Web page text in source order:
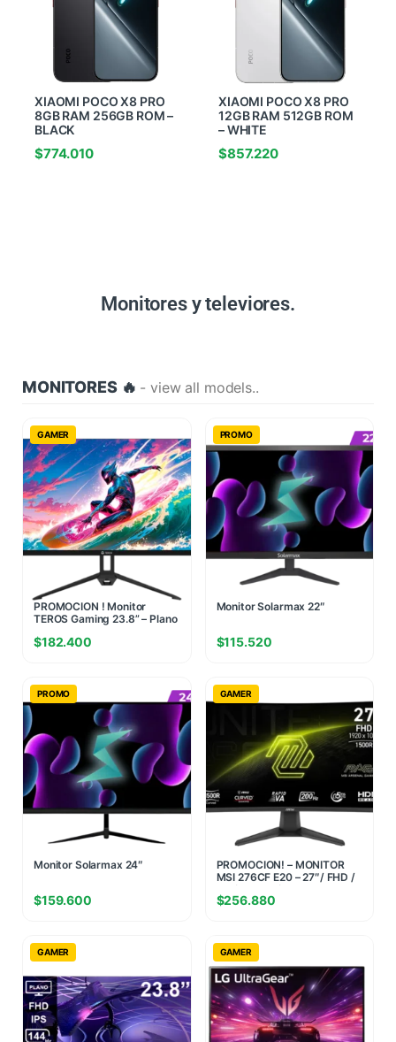
XIAOMI POCO X8 PRO
8GB RAM 256GB ROM –
BLACK
$774.010
XIAOMI POCO X8 PRO
12GB RAM 512GB ROM
– WHITE
$857.220
Monitores y televiores.
MONITORES 🔥 - view all models..
GAMER
PROMOCION ! Monitor
TEROS Gaming 23.8” – Plano
$182.400
PROMO
Monitor Solarmax 22″
$115.520
PROMO
Monitor Solarmax 24″
$159.600
GAMER
PROMOCION! – MONITOR
MSI 276CF E20 – 27″/ FHD /
VA / 200Hz / 0.5ms
$256.880
GAMER GAMER